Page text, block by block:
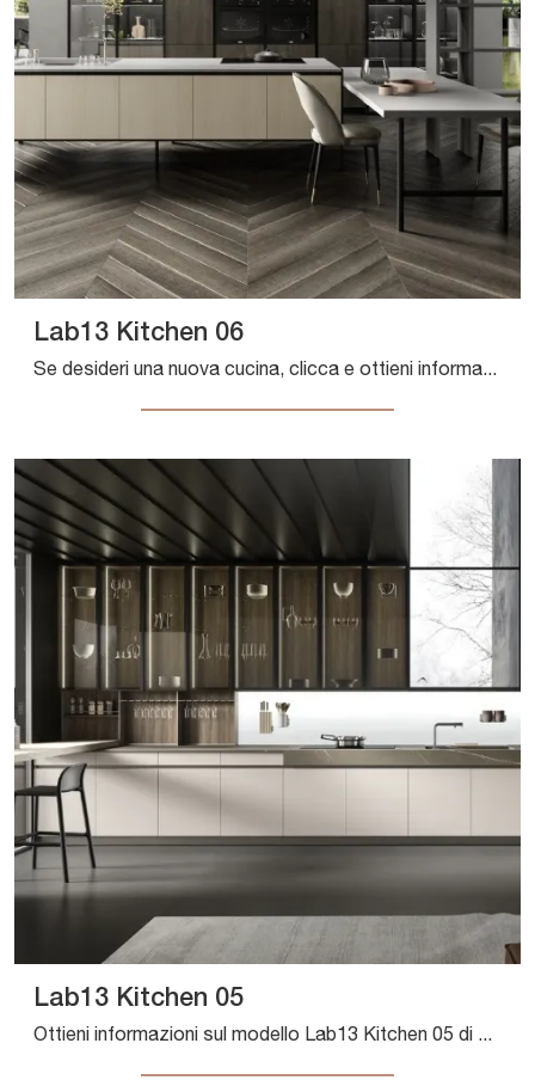
Lab13 Kitchen 06
Lab13 Kitchen 05
Ottieni informazioni sul modello Lab13 Kitchen 05 di Aran: arreda la cucina con la soluzione in laccato opaco che fa al caso tuo.